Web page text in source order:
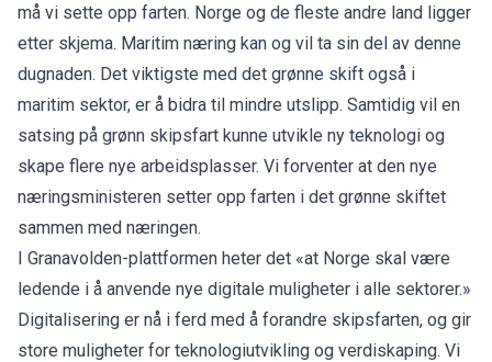
må vi sette opp farten. Norge og de fleste andre land ligger
etter skjema. Maritim næring kan og vil ta sin del av denne
dugnaden. Det viktigste med det grønne skift også i
maritim sektor, er å bidra til mindre utslipp. Samtidig vil en
satsing på grønn skipsfart kunne utvikle ny teknologi og
skape flere nye arbeidsplasser. Vi forventer at den nye
næringsministeren setter opp farten i det grønne skiftet
sammen med næringen.
I Granavolden-plattformen heter det «at Norge skal være
ledende i å anvende nye digitale muligheter i alle sektorer.»
Digitalisering er nå i ferd med å forandre skipsfarten, og gir
store muligheter for teknologiutvikling og verdiskaping. Vi